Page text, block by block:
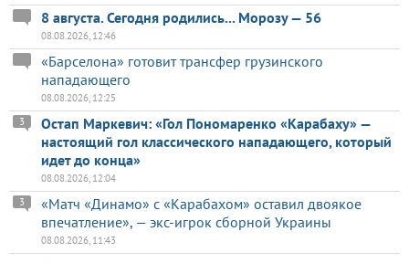
8 августа. Сегодня родились... Морозу — 56
08.08.2026, 12:46
«Барселона» готовит трансфер грузинского
нападающего
08.08.2026, 12:25
Остап Маркевич: «Гол Пономаренко «Карабаху» —
настоящий гол классического нападающего, который
идет до конца»
3
08.08.2026, 12:04
«Матч «Динамо» с «Карабахом» оставил двоякое
впечатление», — экс-игрок сборной Украины
3
08.08.2026, 11:43